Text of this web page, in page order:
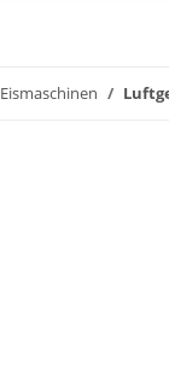
Eismaschinen